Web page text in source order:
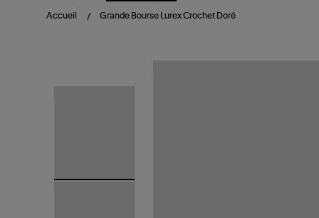
Accueil Grande Bourse Lurex Crochet Doré